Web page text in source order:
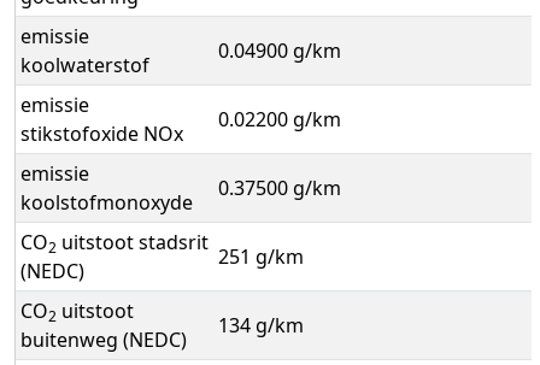
emissie
koolwaterstof
0.04900 g/km
emissie
stikstofoxide NOx
0.02200 g/km
emissie
koolstofmonoxyde
0.37500 g/km
CO2 uitstoot stadsrit
(NEDC)
251 g/km
CO2 uitstoot
buitenweg (NEDC)
134 g/km